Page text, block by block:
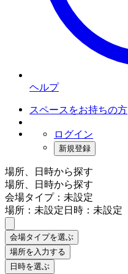
ヘルプ
スペースをお持ちの方
ログイン
新規登録
場所、日時から探す
場所、日時から探す
会場タイプ：未設定
場所：未設定日時：未設定
会場タイプを選ぶ
場所を入力する
日時を選ぶ